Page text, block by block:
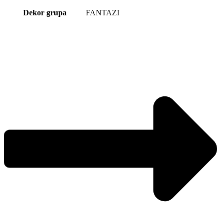
Dekor grupa FANTAZI